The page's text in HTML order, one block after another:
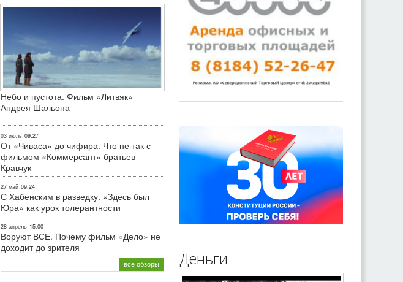
Небо и пустота. Фильм «Литвяк»
Андрея Шальопа
03 июль 09:27
От «Чиваса» до чифира. Что не так с
фильмом «Коммерсант» братьев
Кравчук
27 май 09:24
С Хабенским в разведку. «Здесь был
Юра» как урок толерантности
28 апрель 15:00
Воруют ВСЕ. Почему фильм «Дело» не
доходит до зрителя
все обзоры Деньги